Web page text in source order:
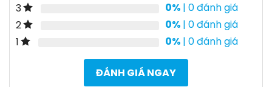
3
0% | 0 đánh giá
2
0% | 0 đánh giá
1
0% | 0 đánh giá
ĐÁNH GIÁ NGAY